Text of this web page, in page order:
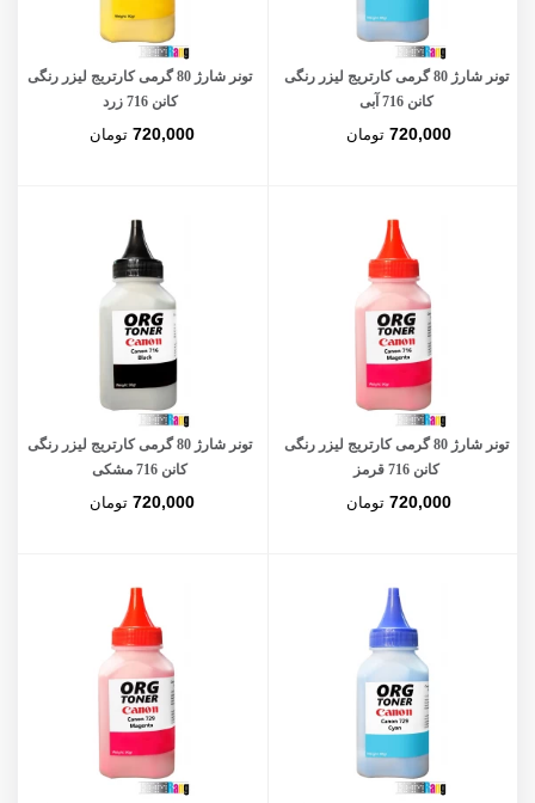
تونر شارژ 80 گرمی کارتریج لیزر رنگی
کانن 716 آبی
720,000 تومان
تونر شارژ 80 گرمی کارتریج لیزر رنگی
کانن 716 زرد
720,000 تومان
تونر شارژ 80 گرمی کارتریج لیزر رنگی
کانن 716 قرمز
720,000 تومان
تونر شارژ 80 گرمی کارتریج لیزر رنگی
کانن 716 مشکی
720,000 تومان